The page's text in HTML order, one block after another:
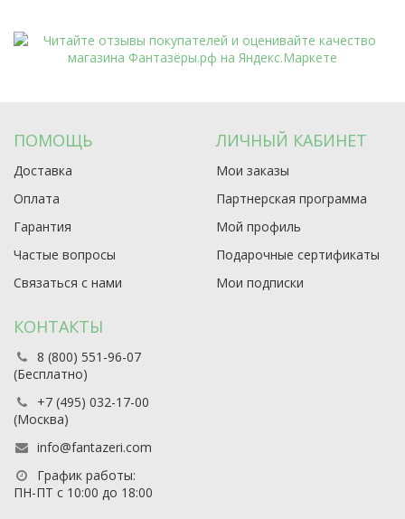
ПОМОЩЬ
Доставка
Оплата
Гарантия
Частые вопросы
Связаться с нами
ЛИЧНЫЙ КАБИНЕТ
Мои заказы
Партнерская программа
Мой профиль
Подарочные сертификаты
Мои подписки
КОНТАКТЫ
8 (800) 551-96-07
(Бесплатно)
+7 (495) 032-17-00
(Москва)
info@fantazeri.com
График работы:
ПН-ПТ с 10:00 до 18:00